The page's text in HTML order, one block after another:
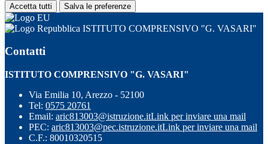
Accetta tutti Salva le preferenze
ISTITUTO COMPRENSIVO "G. VASARI"
Contatti
ISTITUTO COMPRENSIVO "G. VASARI"
Via Emilia 10, Arezzo - 52100
Tel: 0575 20761
Email: aric813003@istruzione.itLink per inviare una mail
PEC: aric813003@pec.istruzione.itLink per inviare una mail
C.F.: 80010320515